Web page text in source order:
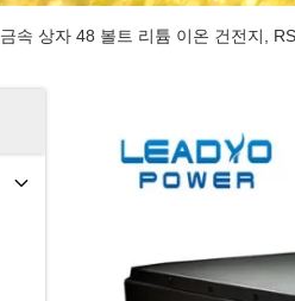
금속 상자 48 볼트 리튬 이온 건전지,